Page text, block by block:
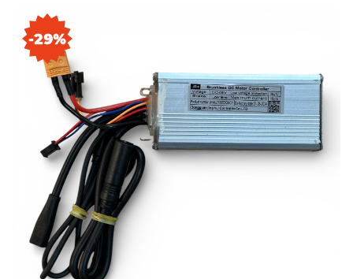
Onderhoud
Reparatie
Onderdelen KORTING
Kinderzitjes
-29%